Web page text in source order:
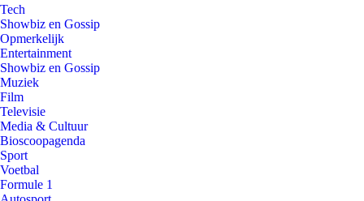
Tech
Showbiz en Gossip
Opmerkelijk
Entertainment
Showbiz en Gossip
Muziek
Film
Televisie
Media & Cultuur
Bioscoopagenda
Sport
Voetbal
Formule 1